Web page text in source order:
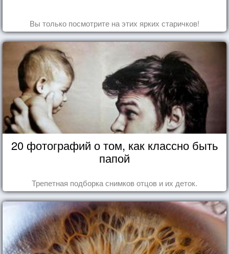
Вы только посмотрите на этих ярких старичков!
20 фотографий о том, как классно быть
папой
Трепетная подборка снимков отцов и их деток.